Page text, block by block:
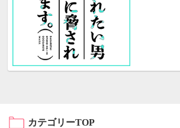
カテゴリーTOP